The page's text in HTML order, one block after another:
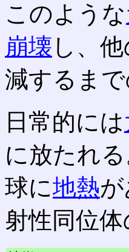
このような
崩壊 し、
減するま
日常的には
に放たれる
球に地熱
射性同位